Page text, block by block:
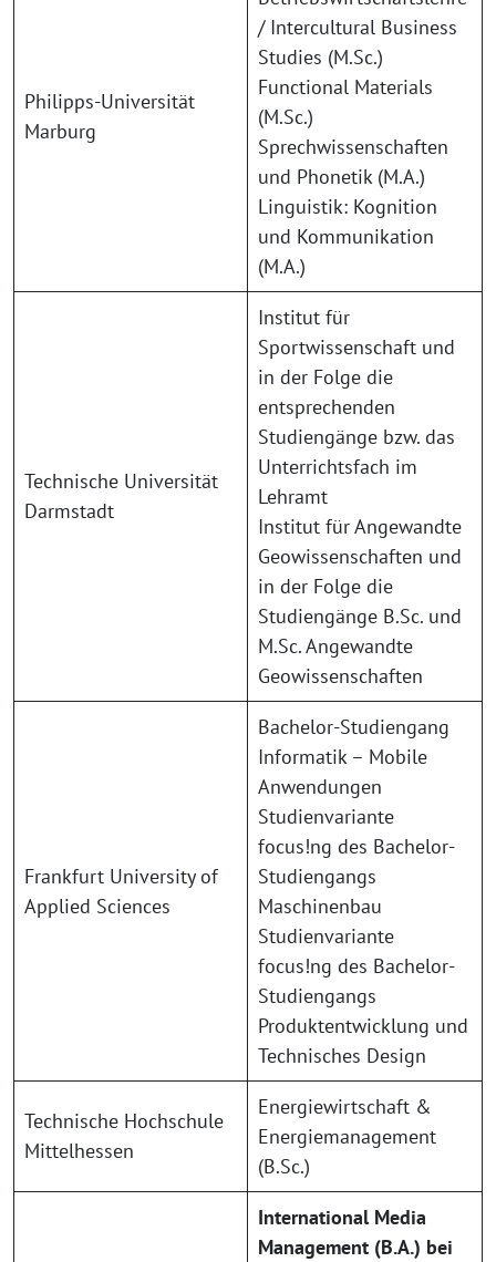
Philipps-Universität
Marburg
/ Intercultural Business
Studies (M.Sc.)
Functional Materials
(M.Sc.)
Sprechwissenschaften
und Phonetik (M.A.)
Linguistik: Kognition
und Kommunikation
(M.A.)
Technische Universität
Darmstadt
Institut für
Sportwissenschaft und
in der Folge die
entsprechenden
Studiengänge bzw. das
Unterrichtsfach im
Lehramt
Institut für Angewandte
Geowissenschaften und
in der Folge die
Studiengänge B.Sc. und
M.Sc. Angewandte
Geowissenschaften
Frankfurt University of
Applied Sciences
Bachelor-Studiengang
Informatik – Mobile
Anwendungen
Studienvariante
focus!ng des Bachelor-
Studiengangs
Maschinenbau
Studienvariante
focus!ng des Bachelor-
Studiengangs
Produktentwicklung und
Technisches Design
Technische Hochschule
Mittelhessen
Energiewirtschaft &
Energiemanagement
(B.Sc.)
International Media
Management (B.A.) bei